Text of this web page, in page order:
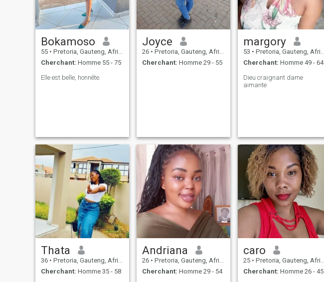
Bokamoso
55 • Pretoria, Gauteng, Afrique du Sud
Cherchant: Homme 55 - 75
Elle est belle, honnête.
Joyce
26 • Pretoria, Gauteng, Afrique du Sud
Cherchant: Homme 29 - 55
margory
53 • Pretoria, Gauteng, Afrique du Sud
Cherchant: Homme 49 - 64
Dieu craignant dame
aimante
Thata
36 • Pretoria, Gauteng, Afrique du Sud
Cherchant: Homme 35 - 58
Andriana
26 • Pretoria, Gauteng, Afrique du Sud
Cherchant: Homme 29 - 54
caro
25 • Pretoria, Gauteng, Afrique du Sud
Cherchant: Homme 26 - 45